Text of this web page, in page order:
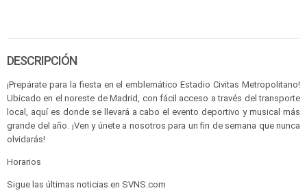
DESCRIPCIÓN
¡Prepárate para la fiesta en el emblemático Estadio Civitas Metropolitano!
Ubicado en el noreste de Madrid, con fácil acceso a través del transporte
local, aquí es donde se llevará a cabo el evento deportivo y musical más
grande del año. ¡Ven y únete a nosotros para un fin de semana que nunca
olvidarás!
Horarios
Sigue las últimas noticias en SVNS.com